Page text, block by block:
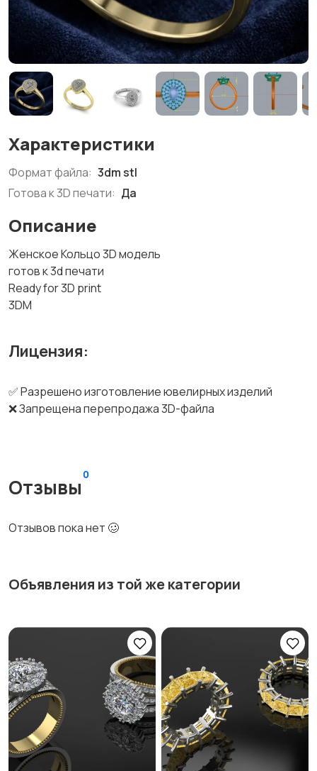
Характеристики
Формат файла: 3dm stl
Готова к 3D печати: Да
Описание
Женское Кольцо 3D модель
готов к 3d печати
Ready for 3D print
3DM
Лицензия:
✅ Разрешено изготовление ювелирных изделий
❌ Запрещена перепродажа 3D-файла
Отзывы
0
Отзывов пока нет 🥴
Объявления из той же категории